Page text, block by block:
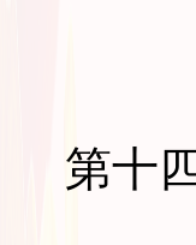
第十